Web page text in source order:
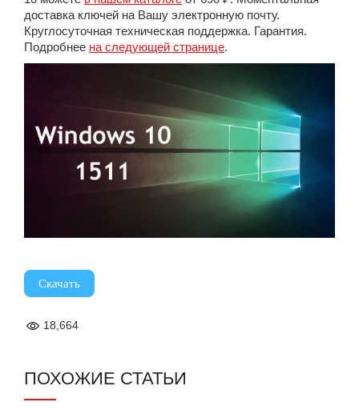
доставка ключей на Вашу электронную почту.
Круглосуточная техническая поддержка. Гарантия.
Подробнее на следующей странице.
Скачать
18,664
ПОХОЖИЕ СТАТЬИ